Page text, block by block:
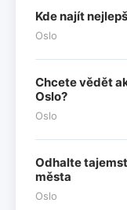
Kde najít
Oslo
Chcete vědět
Oslo?
Oslo
Odhalte
města
Oslo